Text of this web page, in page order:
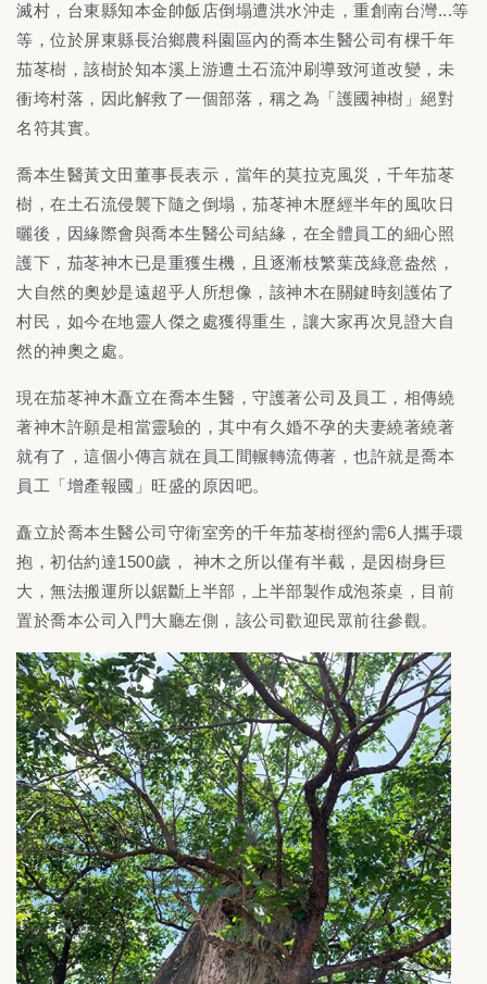
滅村，台東縣知本金帥飯店倒塌遭洪水沖走，重創南台灣...等
等，位於屏東縣長治鄉農科園區內的喬本生醫公司有棵千年
茄苳樹，該樹於知本溪上游遭土石流沖刷導致河道改變，未
衝垮村落，因此解救了一個部落，稱之為「護國神樹」絕對
名符其實。
喬本生醫黃文田董事長表示，當年的莫拉克風災，千年茄苳
樹，在土石流侵襲下隨之倒塌，茄苳神木歷經半年的風吹日
曬後，因緣際會與喬本生醫公司結緣，在全體員工的細心照
護下，茄苳神木已是重獲生機，且逐漸枝繁葉茂綠意盎然，
大自然的奧妙是遠超乎人所想像，該神木在關鍵時刻護佑了
村民，如今在地靈人傑之處獲得重生，讓大家再次見證大自
然的神奧之處。
現在茄苳神木矗立在喬本生醫，守護著公司及員工，相傳繞
著神木許願是相當靈驗的，其中有久婚不孕的夫妻繞著繞著
就有了，這個小傳言就在員工間輾轉流傳著，也許就是喬本
員工「增產報國」旺盛的原因吧。
矗立於喬本生醫公司守衛室旁的千年茄苳樹徑約需6人攜手環
抱，初估約達1500歲， 神木之所以僅有半截，是因樹身巨
大，無法搬運所以鋸斷上半部，上半部製作成泡茶桌，目前
置於喬本公司入門大廳左側，該公司歡迎民眾前往參觀。